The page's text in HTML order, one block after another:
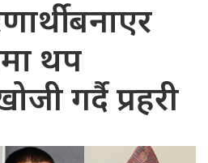
बनाएर
थप
गर्दै प्रहरी